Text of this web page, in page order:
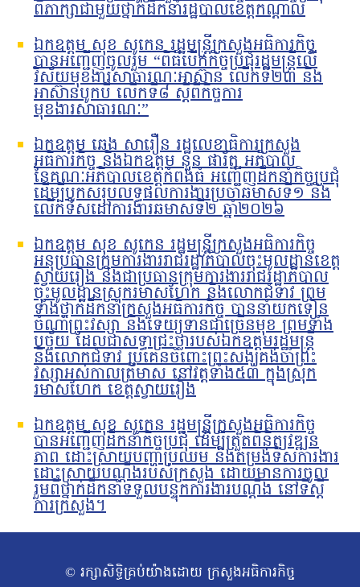
ពិភាក្សាជាមួយថ្នាក់ដឹកនាំរដ្ឋបាលខេត្តកណ្តាល
ឯកឧត្តម សុខ សូកេន រដ្ឋមន្រ្តីក្រសួងអធិការកិច្ច
បានអញ្ជើញចូលរួម “ពិធីបើកកិច្ចប្រជុំរដ្ឋមន្ត្រីលើ
វិស័យមុខងារសាធារណៈអាស៊ាន លើកទី២៣ និង
អាស៊ានបូកបី លើកទី៨ ស្តីពីកិច្ចការ
មុខងារសាធារណៈ”
ឯកឧត្តម ឆេង សារឿន រដ្ឋលេខាធិការក្រសួង
អធិការកិច្ច និងឯកឧត្តម នួន ផារ័ត្ន អភិបាល
នៃគណៈអភិបាលខេត្តកំពង់ធំ អញ្ជើញដឹកនាំកិច្ចប្រជុំ
ដើម្បីបូកសរុបលទ្ធផលការងារប្រចាំឆមាសទី១ និង
លើកទិសដៅការងារឆមាសទី២ ឆ្នាំ២០២៦
ឯកឧត្តម សុខ សូកេន រដ្ឋមន្រ្តីក្រសួងអធិការកិច្ច
អនុប្រធានក្រុមការងាររាជរដ្ឋាភិបាលចុះមូលដ្ឋានខេត្ត
ស្វាយរៀង និងជាប្រធានក្រុមការងាររាជរដ្ឋាភិបាល
ចុះមូលដ្ឋានស្រុករមាសហែក និងលោកជំទាវ ព្រម
ទាំងថ្នាក់ដឹកនាំក្រសួងអធិការកិច្ច បាននាំយកទៀន
ចំណាំព្រះវស្សា និងទេយ្យទានជាច្រើនមុខ ព្រមទាំង
បច្ច័យ ដែលជាសទ្ធាជ្រះថ្លារបស់ឯកឧត្តមរដ្ឋមន្រ្តី
និងលោកជំទាវ ប្រគេនចំពោះព្រះសង្ឃគង់ចាំព្រះ
វស្សាអស់កាលត្រីមាស នៅវត្តទាំង៥៣ ក្នុងស្រុក
រមាសហែក ខេត្តស្វាយរៀង
ឯកឧត្តម សុខ សូកេន រដ្ឋមន្រ្តីក្រសួងអធិការកិច្ច
បានអញ្ជើញដឹកនាំកិច្ចប្រជុំ ដើម្បីត្រួតពិនិត្យវឌ្ឍន
ភាព ដោះស្រាយបញ្ហាប្រឈម និងតម្រង់ទិសការងារ
ដោះស្រាយបណ្តឹងរបស់ក្រសួង ដោយមានការចូល
រួមពីថ្នាក់ដឹកនាំទទួលបន្ទុកការងារបណ្ដឹង នៅទីស្ដី
ការក្រសួង។
© រក្សាសិទ្ធិគ្រប់យ៉ាងដោយ ក្រសួងអធិការកិច្ច